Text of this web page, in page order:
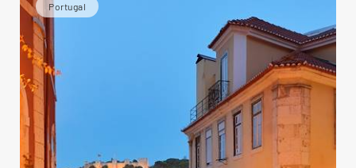
Portugal